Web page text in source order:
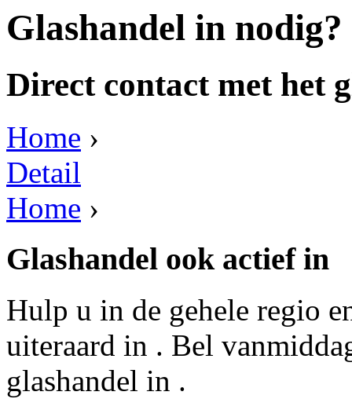
Glashandel in nodig?
Direct contact met het
Home ›
Detail
Home ›
Glashandel ook actief in
Hulp u in de gehele regio
uiteraard in . Bel
glashandel in .